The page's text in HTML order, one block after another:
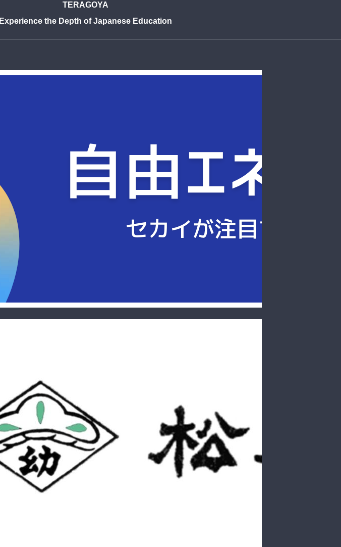
TERAGOYA
Experience the Depth of Japanese Education